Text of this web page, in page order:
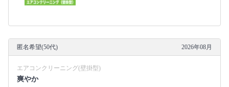
匿名希望(50代) 2026年08月
エアコンクリーニング(壁掛型)
爽やか